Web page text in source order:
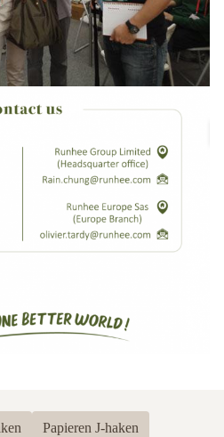
Papieren J-haken